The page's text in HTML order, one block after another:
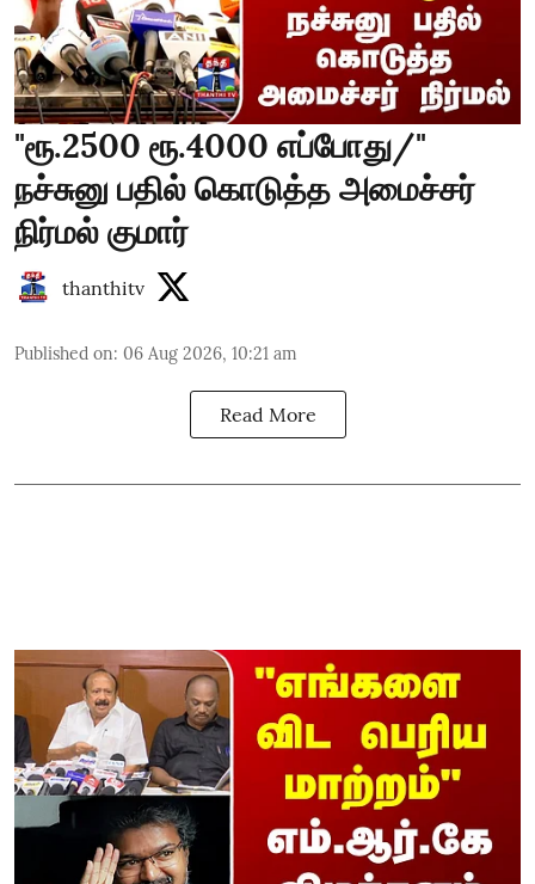
"ரூ.2500 ரூ.4000 எப்போது/"
நச்சுனு பதில் கொடுத்த அமைச்சர்
நிர்மல் குமார்
thanthitv
Published on: 06 Aug 2026, 10:21 am
Read More